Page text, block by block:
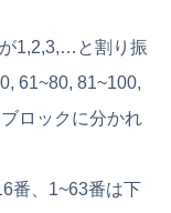
1,2,3,…と割り振
61~80, 81~100,
ロックに分かれ
番、1~63番は下